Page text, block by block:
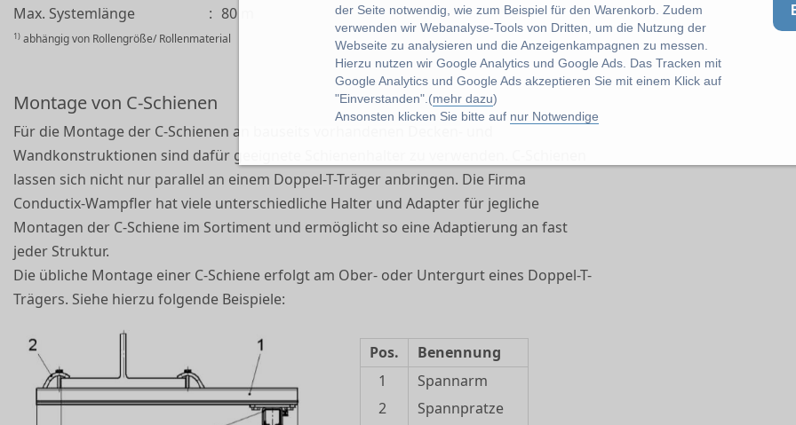
der Seite notwendig, wie zum Beispiel für den Warenkorb. Zudem
verwenden wir Webanalyse-Tools von Dritten, um die Nutzung der
Webseite zu analysieren und die Anzeigenkampagnen zu messen.
Hierzu nutzen wir Google Analytics und Google Ads. Das Tracken mit
Google Analytics und Google Ads akzeptieren Sie mit einem Klick auf
"Einverstanden".(mehr dazu)
Ansonsten klicken Sie bitte auf nur Notwendige
Max. Systemlänge
: 80 m
1) abhängig von Rollengröße/ Rollenmaterial
Montage von C-Schienen
Für die Montage der C-Schienen an bauseits vorhandenen Decken- und
Wandkonstruktionen sind dafür geeignete Schienenhalter zu verwenden. C-Schienen
lassen sich nicht nur parallel an einem Doppel-T-Träger anbringen. Die Firma
Conductix-Wampfler hat viele unterschiedliche Halter und Adapter für jegliche
Montagen der C-Schiene im Sortiment und ermöglicht so eine Adaptierung an fast
jeder Struktur.
Die übliche Montage einer C-Schiene erfolgt am Ober- oder Untergurt eines Doppel-T-
Trägers. Siehe hierzu folgende Beispiele:
Pos.
Benennung
1
Spannarm
2
Spannpratze